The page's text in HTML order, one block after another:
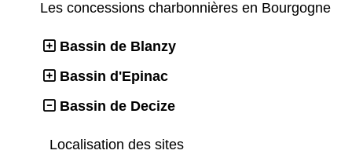
Les concessions charbonnières en Bourgogne
Bassin de Blanzy
Bassin d'Epinac
Bassin de Decize
Localisation des sites